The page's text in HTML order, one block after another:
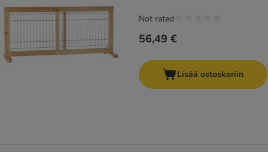
56,49 €
Not rated
Lisää ostoskoriin